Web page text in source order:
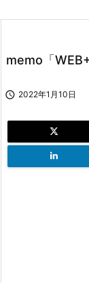
memo「
 2022年1月10日